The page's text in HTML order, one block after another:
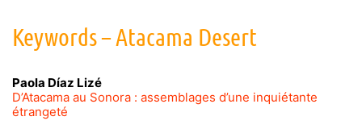
Keywords – Atacama Desert
Paola Díaz Lizé
D’Atacama au Sonora : assemblages d’une inquiétante
étrangeté